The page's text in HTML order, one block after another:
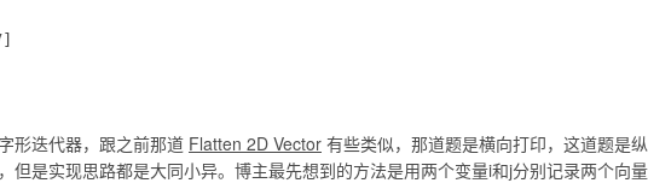
形迭代器，跟之前那道 Flatten 2D Vector 有些类似，那道题是横向打印，这道题是纵
但是实现思路都是大同小异。博主最先想到的方法是用两个变量i和j分别记录两个向量